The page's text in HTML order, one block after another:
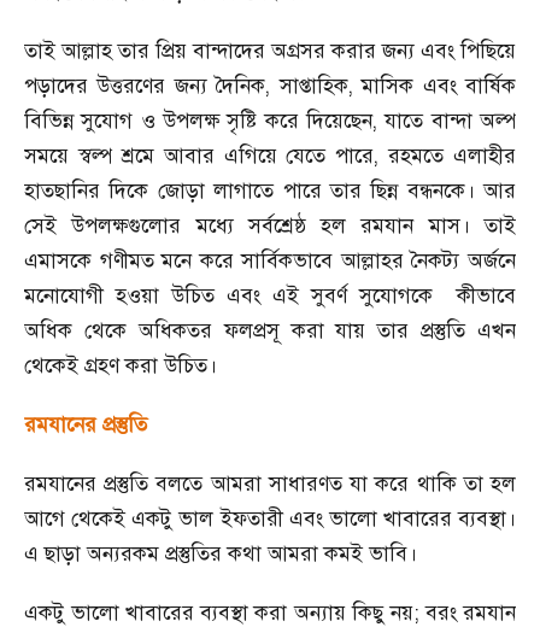
তাই আল্লাহ তার প্রিয় বান্দাদের অগ্রসর করার জন্য এবং পিছিয়ে
পড়াদের উত্তরণের জন্য দৈনিক,সাপ্তাহিক,মাসিক এবং বার্ষিক
বিভিন্ন সুযোগ ও উপলক্ষ সৃষ্টি করে দিয়েছেন,যাতে বান্দা অল্প
সময়ে স্বল্প শ্রমে আবার এগিয়ে যেতে পারে,রহমতে এলাহীর
হাতছানির দিকে জোড়া লাগাতে পারে তার ছিন্ন বন্ধনকে। আর
সেই উপলক্ষগুলোর মধ্যে সর্বশ্রেষ্ঠ হল রমযান মাস। তাই
এমাসকে গণীমত মনে করে সার্বিকভাবে আল্লাহর নৈকট্য অর্জনে
মনোযোগী হওয়া উচিত এবং এই সুবর্ণ সুযোগকে কীভাবে
অধিক থেকে অধিকতর ফলপ্রসূ করা যায় তার প্রস্তুতি এখন
থেকেই গ্রহণ করা উচিত।
রমযানের প্রস্তুতি
রমযানের প্রস্তুতি বলতে আমরা সাধারণত যা করে থাকি তা হল
আগে থেকেই একটু ভাল ইফতারী এবং ভালো খাবারের ব্যবস্থা।
এ ছাড়া অন্যরকম প্রস্তুতির কথা আমরা কমই ভাবি।
একটু ভালো খাবারের ব্যবস্থা করা অন্যায় কিছু নয়;বরং রমযান